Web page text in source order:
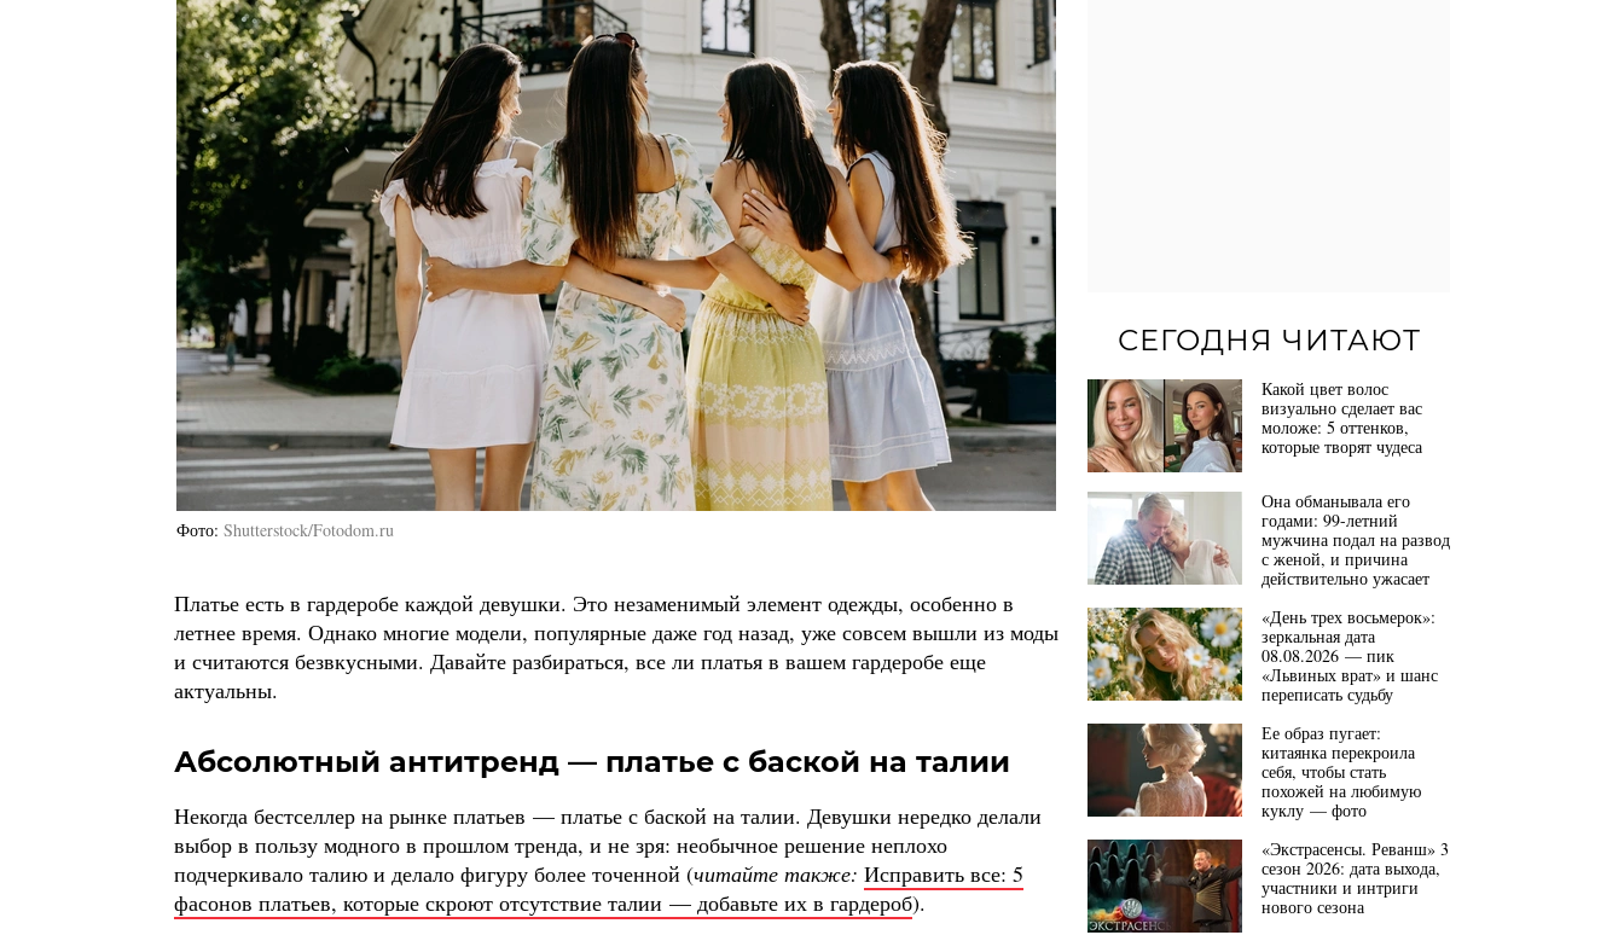
Фото Shutterstock/Fotodom.ru
Платье есть в гардеробе каждой девушки. Это незаменимый элемент одежды, особенно в
летнее время. Однако многие модели, популярные даже год назад, уже совсем вышли из моды
и считаются безвкусными. Давайте разбираться, все ли платья в вашем гардеробе еще
актуальны.
Абсолютный антитренд — платье с баской на талии
Некогда бестселлер на рынке платьев — платье с баской на талии. Девушки нередко делали
выбор в пользу модного в прошлом тренда, и не зря: необычное решение неплохо
подчеркивало талию и делало фигуру более точенной (читайте также: Исправить все: 5
фасонов платьев, которые скроют отсутствие талии — добавьте их в гардероб).
СЕГОДНЯ ЧИТАЮТ
Какой цвет волос
визуально сделает вас
моложе: 5 оттенков,
которые творят чудеса
Она обманывала его
годами: 99-летний
мужчина подал на развод
с женой, и причина
действительно ужасает
«День трех восьмерок»:
зеркальная дата
08.08.2026 — пик
«Львиных врат» и шанс
переписать судьбу
Ее образ пугает:
китаянка перекроила
себя, чтобы стать
похожей на любимую
куклу — фото
«Экстрасенсы. Реванш» 3
сезон 2026: дата выхода,
участники и интриги
нового сезона